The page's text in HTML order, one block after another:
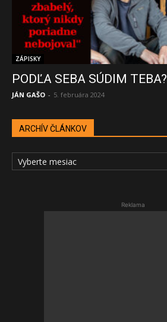
ZÁPISKY
PODĽA SEBA SÚDIM TEBA?
JÁN GAŠO - 5. februára 2024
ARCHÍV ČLÁNKOV
ARCHÍV
ČLÁNKOV
Reklama